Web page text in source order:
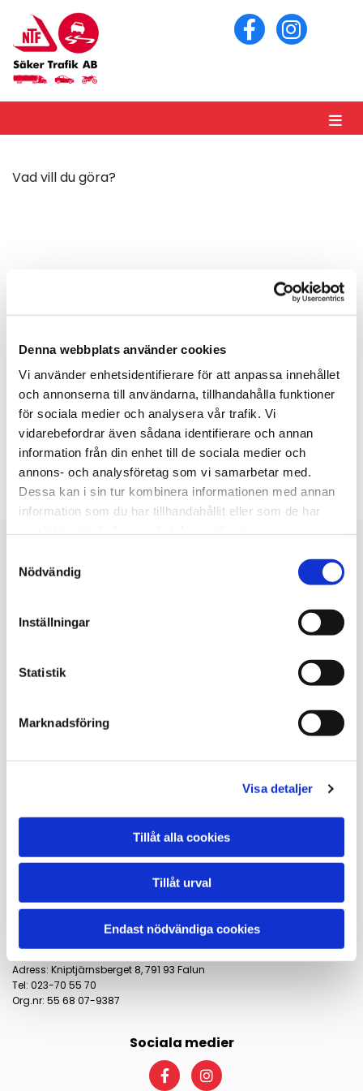
Denna webbplats använder cookies
Vi använder enhetsidentifierare för att anpassa innehållet
och annonserna till användarna, tillhandahålla funktioner
för sociala medier och analysera vår trafik. Vi
vidarebefordrar även sådana identifierare och annan
information från din enhet till de sociala medier och
annons- och analysföretag som vi samarbetar med.
Dessa kan i sin tur kombinera informationen med annan
information som du har tillhandahållit eller som de har
Nödvändig
Inställningar
Statistik
Marknadsföring
Visa detaljer
Tillåt alla cookies
Tillåt urval
Endast nödvändiga cookies
Vad vill du göra?
BOKA RISKUTBILDNING PERSONBIL
BILEN SOM SÄKER ARBETSPLATS
VÅRA UTBILDNINGAR
info@sakertrafikdalarna.se
Köpvillkor
Företagsinformation
Vi finns även i Söderhamn, besök oss gärna!
Adress: Kniptjärnsberget 8, 791 93 Falun
Tel: 023-70 55 70
Org.nr: 55 68 07-9387
Sociala medier